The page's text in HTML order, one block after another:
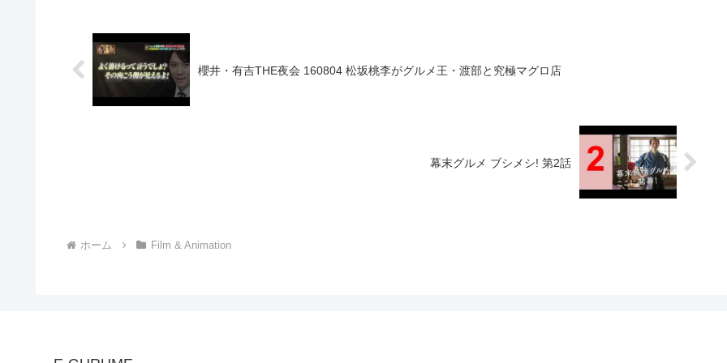
櫻井・有吉THE夜会 160804 松坂桃李がグルメ王・渡部と究極マグロ店
幕末グルメ ブシメシ! 第2話
ホーム Film & Animation